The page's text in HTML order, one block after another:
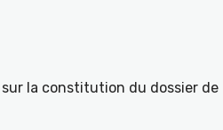
la constitution du dossier de